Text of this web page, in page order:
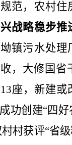
范，农村住
战略稳步推
镇污水处理
，大修国省
13座，新建或
功创建“四
村获评“省